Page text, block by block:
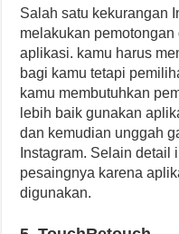
Salah satu kekurangan
melakukan
aplikasi. kamu harus
bagi kamu tetapi
kamu membutuhkan
lebih baik gunakan
dan kemudian unggah
Instagram. Selain detail
pesaingnya karena
digunakan.